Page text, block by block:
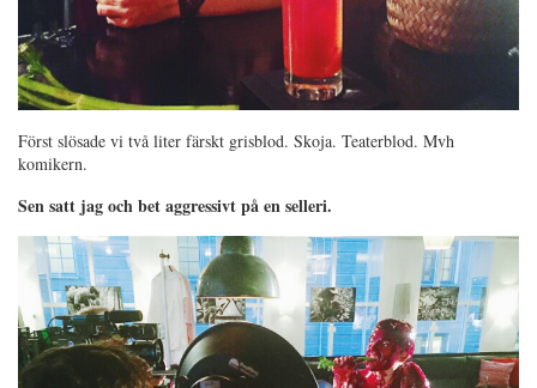
Först slösade vi två liter färskt grisblod. Skoja. Teaterblod. Mvh
komikern.
Sen satt jag och bet aggressivt på en selleri.